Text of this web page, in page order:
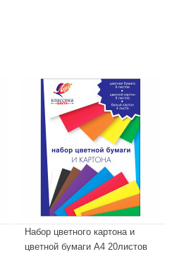
Набор цветного картона и
цветной бумаги А4 20листов